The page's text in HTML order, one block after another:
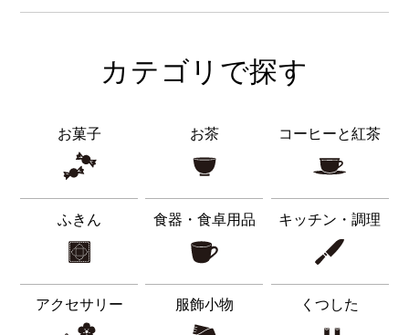
カテゴリで探す
お菓子 お茶 コーヒーと紅茶
ふきん 食器・食卓用品 キッチン・調理
アクセサリー 服飾小物 くつした